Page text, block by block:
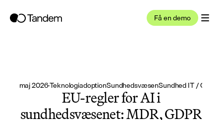
Få en demo
14. maj 2026·TeknologiadoptionSundhedsvæsenSundhed IT / CIO
EU-regler for AI i
sundhedsvæsenet: MDR, GDPR